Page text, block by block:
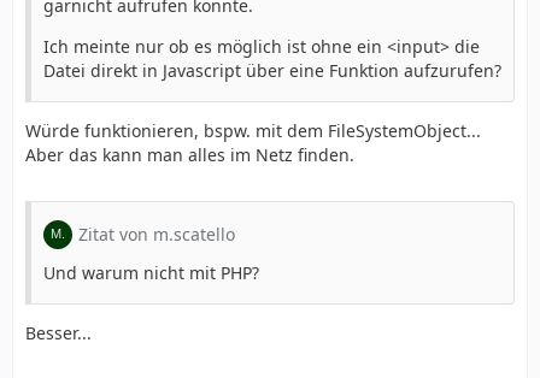
garnicht aufrufen könnte.
Ich meinte nur ob es möglich ist ohne ein <input> die
Datei direkt in Javascript über eine Funktion aufzurufen?
Würde funktionieren, bspw. mit dem FileSystemObject...
Aber das kann man alles im Netz finden.
Zitat von m.scatello
Und warum nicht mit PHP?
Besser...